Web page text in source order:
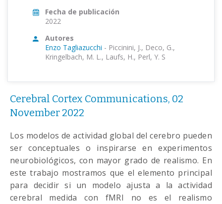
Fecha de publicación
2022
Autores
Enzo Tagliazucchi - Piccinini, J., Deco, G.,
Kringelbach, M. L., Laufs, H., Perl, Y. S
Cerebral Cortex Communications, 02
November 2022
Los modelos de actividad global del cerebro pueden
ser conceptuales o inspirarse en experimentos
neurobiológicos, con mayor grado de realismo. En
este trabajo mostramos que el elemento principal
para decidir si un modelo ajusta a la actividad
cerebral medida con fMRI no es el realismo